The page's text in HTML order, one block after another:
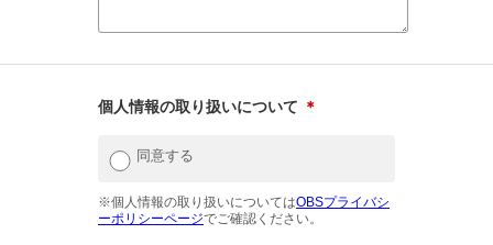
個人情報の取り扱いについて ＊
同意する
※個人情報の取り扱いについてはOBSプライバシ
ーポリシーページでご確認ください。